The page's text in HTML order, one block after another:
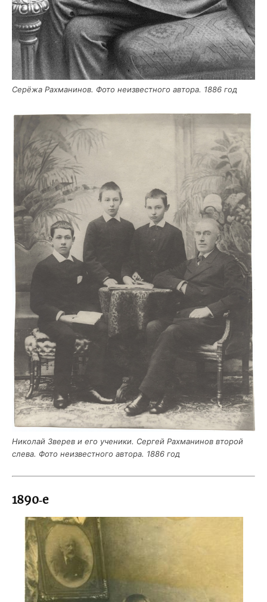
Серё­жа Рах­ма­ни­нов. Фото неиз­вест­но­го авто­ра. 1886 год
Нико­лай Зве­рев и его уче­ни­ки. Сер­гей Рах­ма­ни­нов вто­рой
сле­ва. Фото неиз­вест­но­го авто­ра. 1886 год
1890‑е